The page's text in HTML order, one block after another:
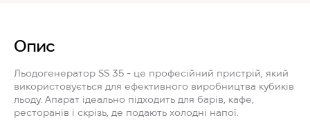
Опис
Льодогенератор SS 35 - це професійний пристрій, який
використовується для ефективного виробництва кубиків
льоду. Апарат ідеально підходить для барів, кафе,
ресторанів і скрізь, де подають холодні напої.